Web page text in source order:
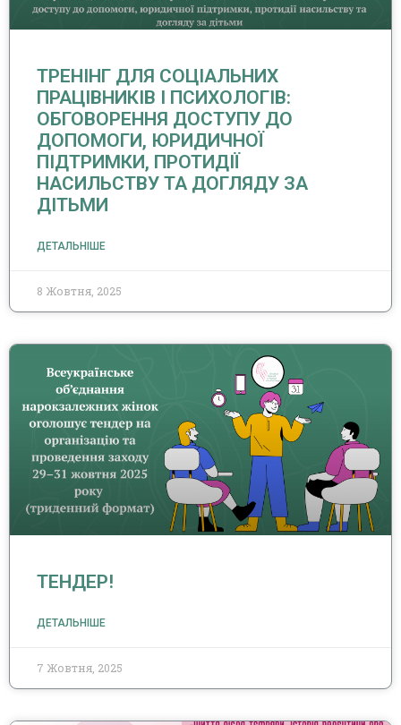
ТРЕНІНГ ДЛЯ СОЦІАЛЬНИХ
ПРАЦІВНИКІВ І ПСИХОЛОГІВ:
ОБГОВОРЕННЯ ДОСТУПУ ДО
ДОПОМОГИ, ЮРИДИЧНОЇ
ПІДТРИМКИ, ПРОТИДІЇ
НАСИЛЬСТВУ ТА ДОГЛЯДУ ЗА
ДІТЬМИ
ДЕТАЛЬНІШЕ
8 Жовтня, 2025
ТЕНДЕР!
ДЕТАЛЬНІШЕ
7 Жовтня, 2025